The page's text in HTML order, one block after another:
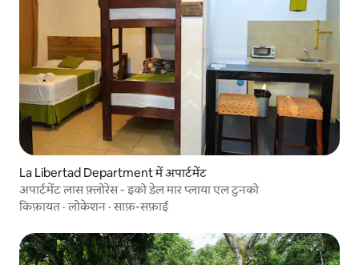
La Libertad Department में अपार्टमेंट
अपार्टमेंट लास फ़्लोरेस - इको डेल मार प्लाया एल टुनको
किफ़ायत ·लोकेशन ·साफ़-सफ़ाई